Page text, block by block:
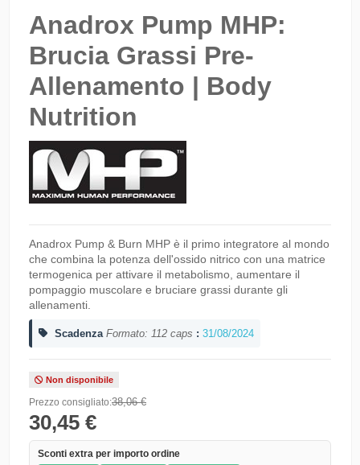
Anadrox Pump MHP:
Brucia Grassi Pre-
Allenamento | Body
Nutrition
Anadrox Pump & Burn MHP è il primo integratore al mondo
che combina la potenza dell'ossido nitrico con una matrice
termogenica per attivare il metabolismo, aumentare il
pompaggio muscolare e bruciare grassi durante gli
allenamenti.
Scadenza Formato: 112 caps : 31/08/2024
Non disponibile
Prezzo consigliato:38,06 €
30,45 €
Sconti extra per importo ordine